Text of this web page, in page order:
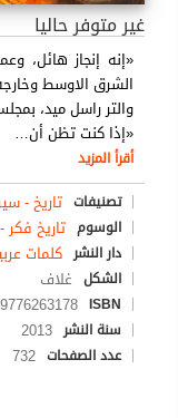
غير متوفر حاليا
«إنه إنجاز هائل،
الشرق الاوسط
والتر راسل ميد،
«إذا كنت تظن أن…
أقرأ المزيد
تصنيفات تاريخ -
الوسوم تاريخ فكر -
دار النشر كلمات
الشكل غلاف
ISBN
سنة النشر 2013
عدد الصفحات 732